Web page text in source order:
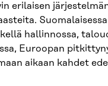
erilaisen
hallinnossa,
Euroopan
aikaan kahdet